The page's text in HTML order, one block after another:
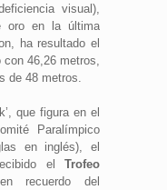
visual),
oro en la última
ha resultado el
46,26 metros,
de 48 metros.
que figura en el
Paralímpico
en inglés), el
el Trofeo
recuerdo del